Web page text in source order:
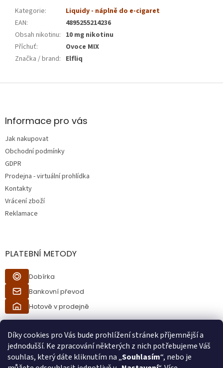
Díky cookies pro Vás bude prohlížení stránek příjemnější a
jednodušší. Ke zpracování některých z nich potřebujeme Váš
souhlas, který dáte kliknutím na „Souhlasím“, nebo je
Kategorie:
Liquidy - náplně do e-cigaret
EAN:
4895255214236
Obsah nikotinu: 10 mg nikotinu
Příchuť:
Ovoce MIX
Značka / brand: Elfliq
Z
aInformace pro vás
Jak nakupovat
Obchodní podmínky
GDPR
Prodejna - virtuální prohlídka
Kontakty
Vrácení zboží
Reklamace
PLATEBNÍ METODY
Dobírka
Bankovní převod
Hotově v prodejně